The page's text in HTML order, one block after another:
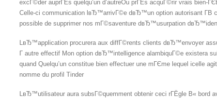
excГ©der auprГЁs quelqu’un d’autreOu prГЁs acquГ©rir vrais bien-
Celle-ci communication lвЂ™arrivГ©e dвЂ™un option autorisant Г­В
possible de supprimer nos mГ©saventure dвЂ™usurpation
LвЂ™application procurera aux diffГ©rents clients dвЂ™envoyer
Г autre effectif Mon option dвЂ™intelligence alambiquГ©e existera
quand Quelqu’un constitue bien effectuer une mГЄme lequel icelle
nomme du profil Tinder
LвЂ™utilisateur aura subsГ©quemment obtenir ceci rГЁgle В« bord